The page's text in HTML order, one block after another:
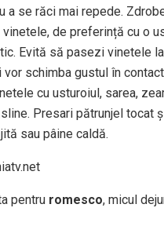
a se răci mai repede.
vinetele, de preferință cu o
Evită să pasezi vinetele
schimba gustul în
cu usturoiul, sarea,
Presari pătrunjel tocat
sau pâine caldă.
pentru romesco, micul